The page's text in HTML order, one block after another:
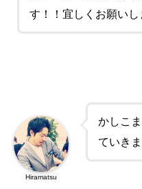
す！！宜しくお願いし
かしこ
ていきま
Hiramatsu